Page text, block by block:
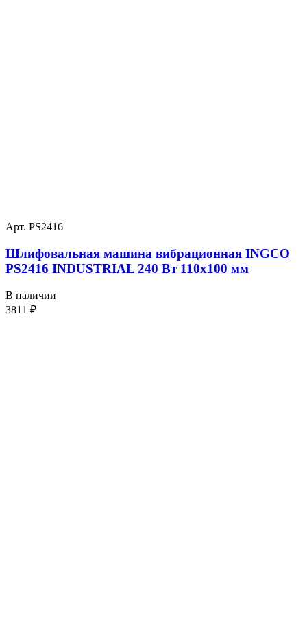
Арт. PS2416
Шлифовальная машина вибрационная INGCO
PS2416 INDUSTRIAL 240 Вт 110х100 мм
В наличии
3811 ₽